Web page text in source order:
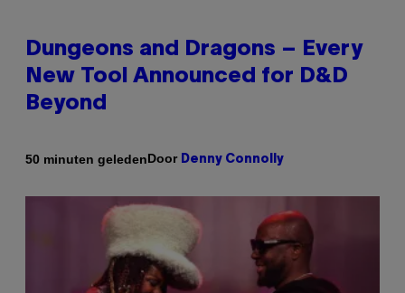
Dungeons and Dragons – Every
New Tool Announced for D&D
Beyond
50 minuten geledenDoor Denny Connolly